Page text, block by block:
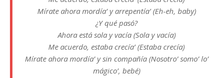
Mírate ahora mordía’ y arrepentía’ (Eh-eh, baby)
¿Y qué pasó?
Ahora está sola y vacía (Sola y vacía)
Me acuerdo, estaba crecía’ (Estaba crecía)
Mírate ahora mordía’ y sin compañía (Nosotro’ somo’ lo’
mágico’, bebé)